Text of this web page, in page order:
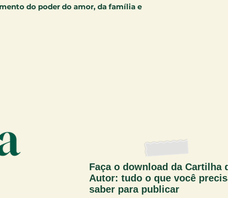
do poder do amor, da família e
Faça o download da Cartilha
Autor: tudo o que você
saber para publicar